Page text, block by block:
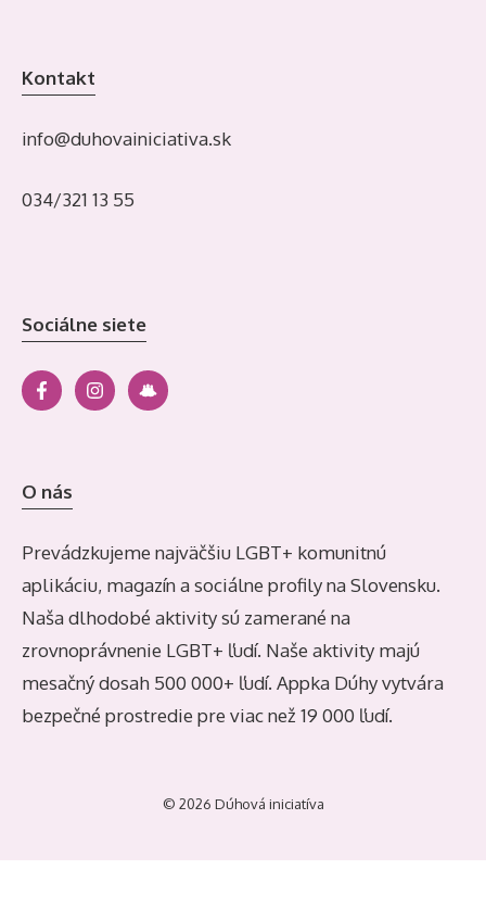
Kontakt
info@duhovainiciativa.sk
034/321 13 55
Sociálne siete
O nás
Prevádzkujeme najväčšiu LGBT+ komunitnú
aplikáciu, magazín a sociálne profily na Slovensku.
Naša dlhodobé aktivity sú zamerané na
zrovnoprávnenie LGBT+ ľudí. Naše aktivity majú
mesačný dosah 500 000+ ľudí. Appka Dúhy vytvára
bezpečné prostredie pre viac než 19 000 ľudí.
© 2026 Dúhová iniciatíva